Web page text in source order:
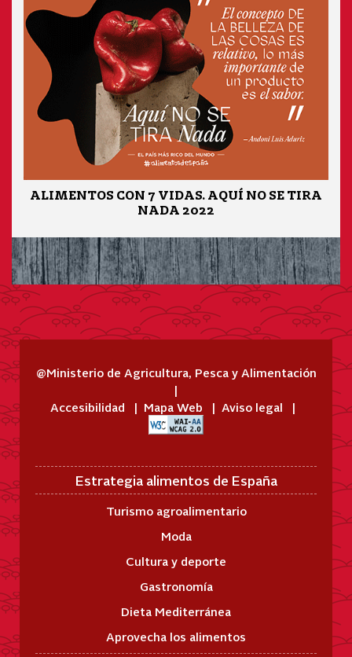
ALIMENTOS CON 7 VIDAS. AQUÍ NO SE TIRA
NADA 2022
@Ministerio de Agricultura, Pesca y Alimentación
Accesibilidad Mapa Web Aviso legal
Estrategia alimentos de España
Turismo agroalimentario
Moda
Cultura y deporte
Gastronomía
Dieta Mediterránea
Aprovecha los alimentos